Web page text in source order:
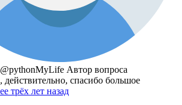
@pythonMyLife Автор вопроса
, действительно, спасибо большое
трёх лет назад